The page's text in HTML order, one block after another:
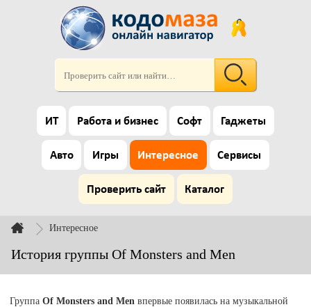
ИТ Работа и бизнес Софт Гаджеты
Авто Игры Интересное Сервисы
Проверить сайт Каталог
Интересное
История группы Of Monsters and Men
ГруппаOf Monsters and Men впервые появилась на музыкальной